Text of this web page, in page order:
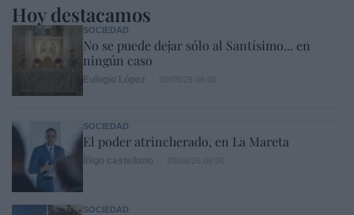
Hoy destacamos
SOCIEDAD
No se puede dejar sólo al Santísimo... en
ningún caso
SOCIEDAD
El poder atrincherado, en La Mareta
SOCIEDAD